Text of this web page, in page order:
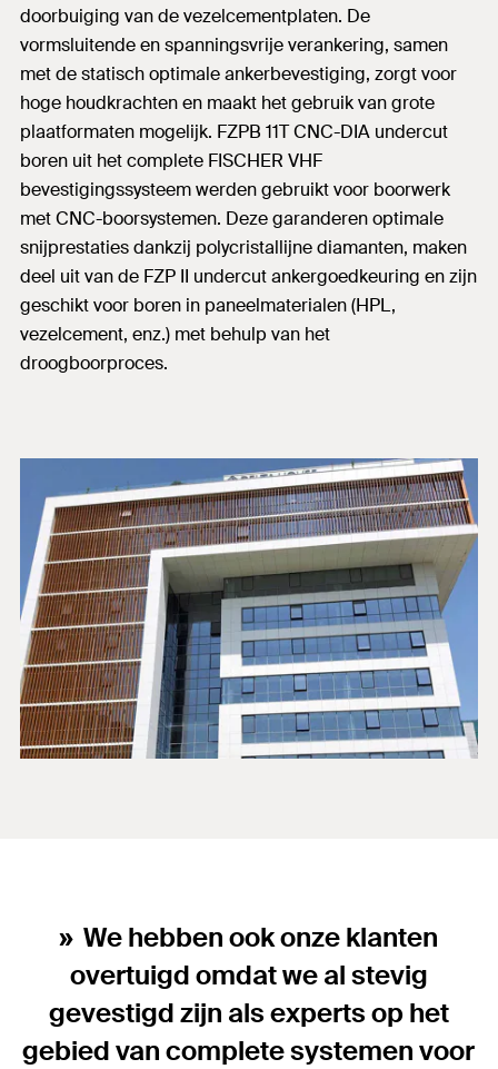
doorbuiging van de vezelcementplaten. De
vormsluitende en spanningsvrije verankering, samen
met de statisch optimale ankerbevestiging, zorgt voor
hoge houdkrachten en maakt het gebruik van grote
plaatformaten mogelijk. FZPB 11T CNC-DIA undercut
boren uit het complete FISCHER VHF
bevestigingssysteem werden gebruikt voor boorwerk
met CNC-boorsystemen. Deze garanderen optimale
snijprestaties dankzij polycristallijne diamanten, maken
deel uit van de FZP II undercut ankergoedkeuring en zijn
geschikt voor boren in paneelmaterialen (HPL,
vezelcement, enz.) met behulp van het
droogboorproces.
We hebben ook onze klanten
overtuigd omdat we al stevig
gevestigd zijn als experts op het
gebied van complete systemen voor